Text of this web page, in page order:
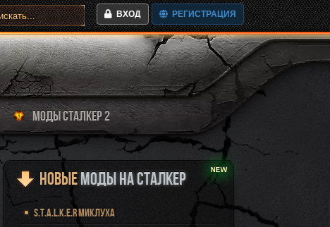
ВХОД РЕГИСТРАЦИЯ
МОДЫ СТАЛКЕР 2
Новые Моды на Сталкер
S.T.A.L.K.E.R Миклуха